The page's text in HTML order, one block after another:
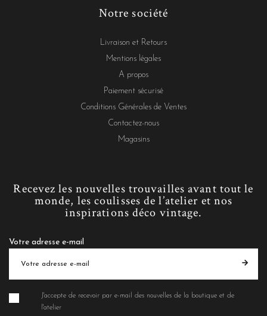
Notre société
Livraison et Retours
Mentions légales
A propos
Paiement sécurisé
Conditions Générales de Ventes
Contactez-nous
Magasins
Recevez les nouvelles trouvailles avant tout le
monde, les coulisses de l’atelier et nos
inspirations déco vintage.
Votre adresse e-mail
J'accepte de recevoir par e-mail des nouvelles de la boutique et de
l'atelier